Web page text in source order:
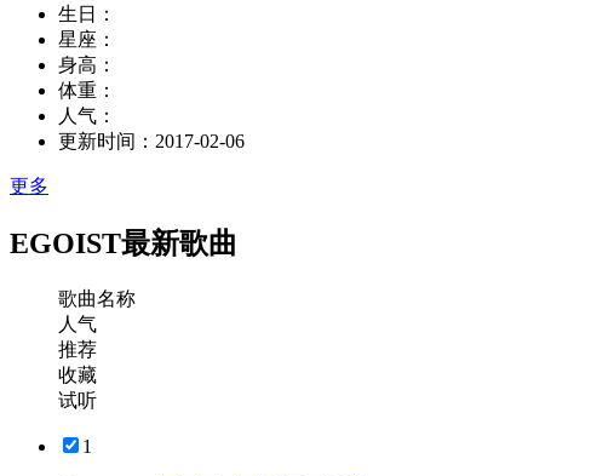
生日：
星座：
身高：
体重：
人气：
更新时间： 2017-02-06
更多
EGOIST最新歌曲
歌曲名称
人气
推荐
收藏
试听
1